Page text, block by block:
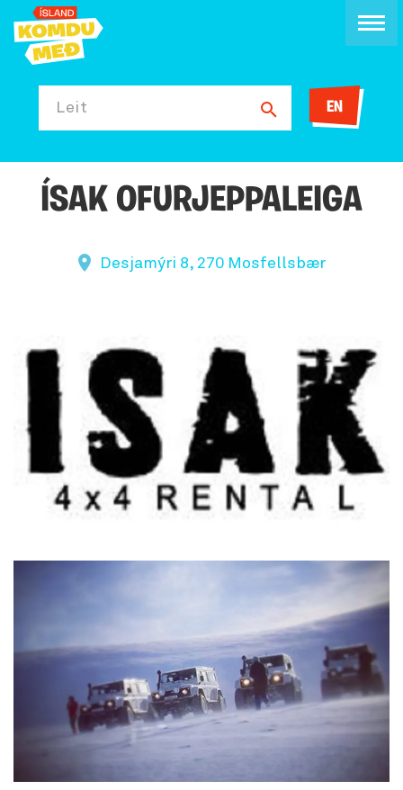
Leit EN
ÍSAK OFURJEPPALEIGA
Desjamýri 8, 270 Mosfellsbær